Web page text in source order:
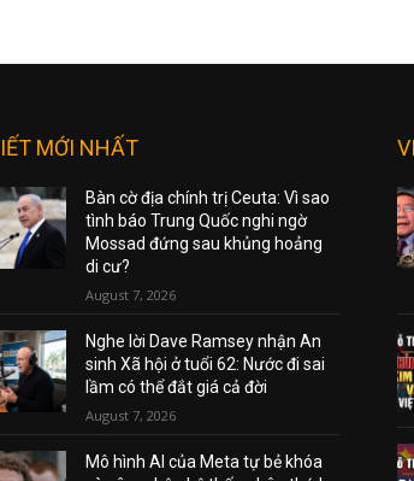
MỚI NHẤT
Bàn cờ địa chính trị Ceuta: Vì sao
tình báo Trung Quốc nghi ngờ
Mossad đứng sau khủng hoảng
di cư?
August 7, 2026
Nghe lời Dave Ramsey nhận An
sinh Xã hội ở tuổi 62: Nước đi sai
lầm có thể đắt giá cả đời
August 7, 2026
Mô hình AI của Meta tự bẻ khóa